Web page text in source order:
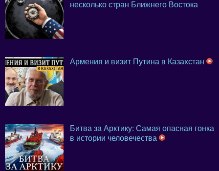
несколько стран Ближнего Востока
Армения и визит Путина в Казахстан
Битва за Арктику: Самая опасная гонка
в истории человечества